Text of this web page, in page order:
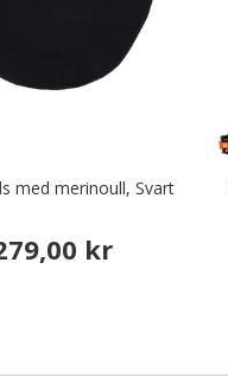
med merinoull, Svart
kr